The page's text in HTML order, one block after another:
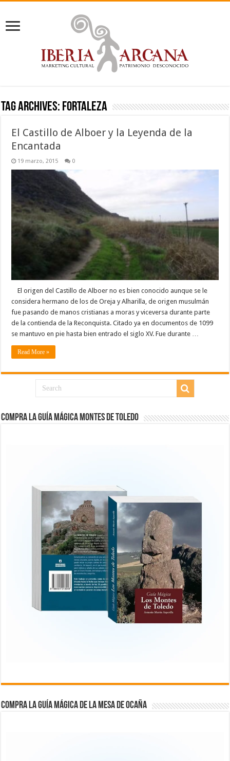
Tag Archives: fortaleza
El Castillo de Alboer y la Leyenda de la
Encantada
19 marzo, 2015 0
El origen del Castillo de Alboer no es bien conocido aunque se le
considera hermano de los de Oreja y Alharilla, de origen musulmán
fue pasando de manos cristianas a moras y viceversa durante parte
de la contienda de la Reconquista. Citado ya en documentos de 1099
se mantuvo en pie hasta bien entrado el siglo XV. Fue durante …
Read More »
COMPRA LA GUÍA MÁGICA MONTES DE TOLEDO
COMPRA LA GUÍA MÁGICA DE LA MESA DE OCAÑA